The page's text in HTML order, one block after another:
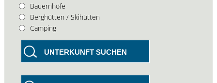
Bauernhöfe
Berghütten / Skihütten
Camping
UNTERKUNFT SUCHEN